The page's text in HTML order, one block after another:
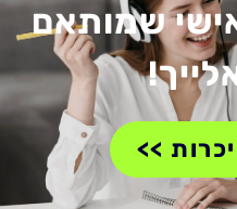
שמותאם
>>